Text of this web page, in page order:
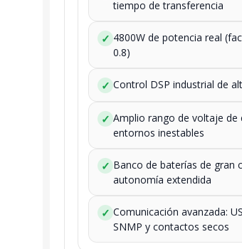
tiempo de transferencia
✓ 4800W de potencia real
0.8)
✓ Control DSP industrial de
✓ Amplio rango de voltaje de
entornos inestables
✓ Banco de baterías de gran
autonomía extendida
✓ Comunicación avanzada:
SNMP y contactos secos